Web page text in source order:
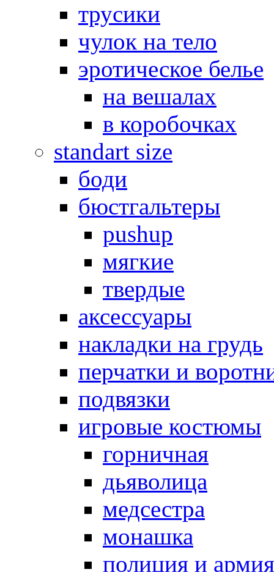
трусики
чулок на тело
эротическое белье
на вешалах
в коробочках
standart size
боди
бюстгальтеры
pushup
мягкие
твердые
аксессуары
накладки на грудь
перчатки и
подвязки
игровые костюмы
горничная
дьяволица
медсестра
монашка
полиция и армия